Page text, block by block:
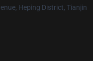
Heping District, Tianjin